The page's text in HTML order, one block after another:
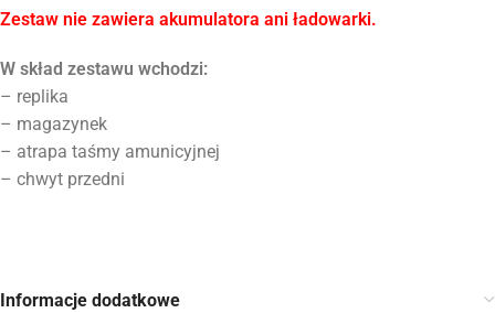
Zestaw nie zawiera akumulatora ani ładowarki.
W skład zestawu wchodzi:
– replika
– magazynek
– atrapa taśmy amunicyjnej
– chwyt przedni
Informacje dodatkowe